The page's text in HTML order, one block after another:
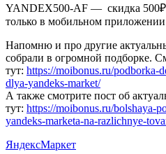
YANDEX500-AF — скидка 500₽
только в мобильном приложении
Напомню и про другие
собрали в огромной подборке.
тут: https://moibonus.ru/podborka-
dlya-yandeks-market/
А также смотрите пост об
тут: https://moibonus.ru/bolshaya-
yandeks-marketa-na-razlichnye-
ЯндексМаркет